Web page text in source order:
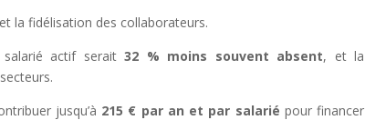
et la fidélisation des collaborateurs.
salarié actif serait32 % moins souvent absent, et la
jusqu’à 215 € par an et par salarié pour financer